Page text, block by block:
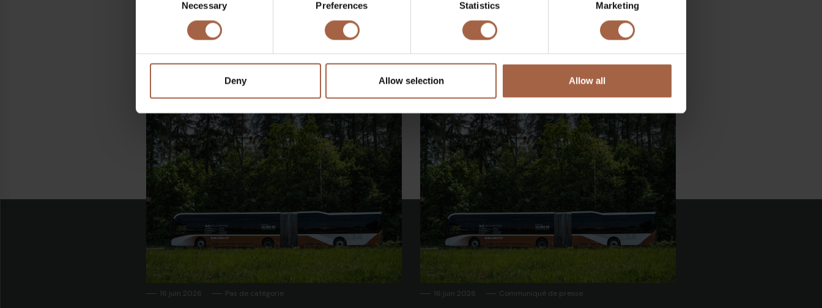
Necessary Preferences Statistics Marketing
Deny Allow selection Allow all
Partager sur
16 juin 2026 Pas de catégorie 16 juin 2026 Communiqué de presse